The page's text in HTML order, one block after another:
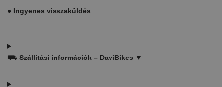
● Ingyenes visszaküldés
⛟ Szállítási információk – DaviBikes ▼